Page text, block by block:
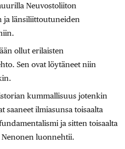
Neuvostoliiton
ja länsiliittoutuneiden
ollut erilaisten
Sen ovat löytäneet niin
kummallisuus jotenkin
saaneet ilmiasunsa toisaalta
ja sitten toisaalta
luonnehtii.